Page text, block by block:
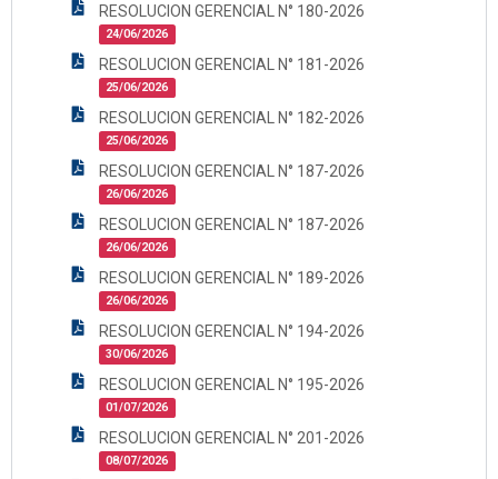
RESOLUCION GERENCIAL N° 180-2026
24/06/2026
RESOLUCION GERENCIAL N° 181-2026
25/06/2026
RESOLUCION GERENCIAL N° 182-2026
25/06/2026
RESOLUCION GERENCIAL N° 187-2026
26/06/2026
RESOLUCION GERENCIAL N° 187-2026
26/06/2026
RESOLUCION GERENCIAL N° 189-2026
26/06/2026
RESOLUCION GERENCIAL N° 194-2026
30/06/2026
RESOLUCION GERENCIAL N° 195-2026
01/07/2026
RESOLUCION GERENCIAL N° 201-2026
08/07/2026